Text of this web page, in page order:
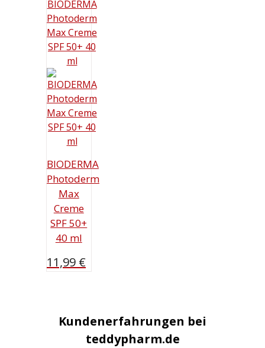
18,59 €.
BIODERMA
Photoderm
Max
Creme
SPF 50+
40 ml
11,99 €
Kundenerfahrungen bei
teddypharm.de